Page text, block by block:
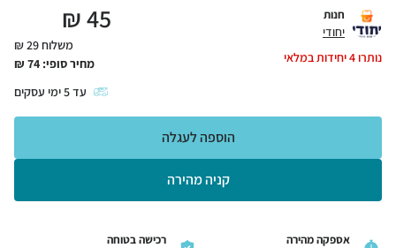
חנות
יחודי
נותרו4יחידות במלאי
45
₪
משלוח 29 ₪
מחיר סופי: 74
₪
עד5ימי עסקים
קניה מהירה
הוספה לעגלה
אספקה מהירה
רכישה בטוחה